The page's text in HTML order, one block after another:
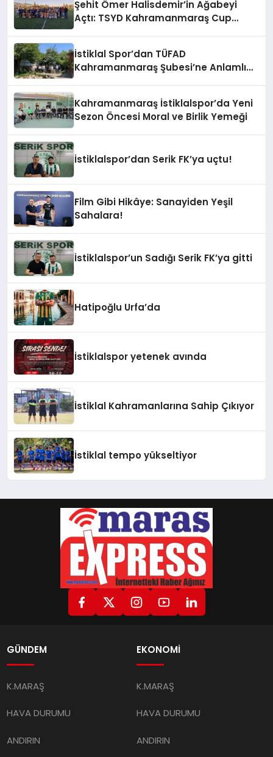
Şehit Ömer Halisdemir’in Ağabeyi
Açtı: TSYD Kahramanmaraş Cup
İstiklal Spor’dan TÜFAD
Kahramanmaraş Şubesi’ne Anlamlı
Kahramanmaraş İstiklalspor’da Yeni
Sezon Öncesi Moral ve Birlik Yemeği
İstiklalspor’dan Serik FK’ya uçtu!
Film Gibi Hikâye: Sanayiden Yeşil
Sahalara!
İstiklalspor’un Sadığı Serik FK’ya gitti
Hatipoğlu Urfa’da
İstiklalspor yetenek avında
İstiklal Kahramanlarına Sahip Çıkıyor
İstiklal tempo yükseltiyor
GÜNDEM
K.MARAŞ
HAVA DURUMU
ANDIRIN
EKONOMİ
K.MARAŞ
HAVA DURUMU
ANDIRIN